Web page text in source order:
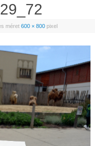
méret 600 × 800pixel